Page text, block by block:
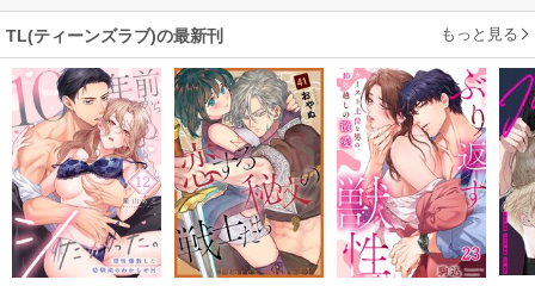
TL(ティーンズラブ)の最新刊 もっと見る